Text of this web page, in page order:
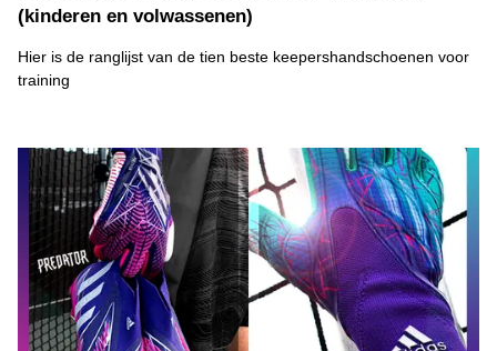
(kinderen en volwassenen)
Hier is de ranglijst van de tien beste keepershandschoenen voor
training